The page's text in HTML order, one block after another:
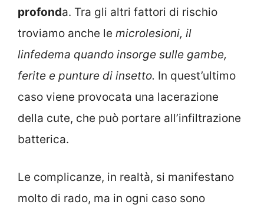
profonda. Tra gli altri fattori di rischio
troviamo anche le microlesioni, il
linfedema quando insorge sulle gambe,
ferite e punture di insetto. In quest’ultimo
caso viene provocata una lacerazione
della cute, che può portare all’infiltrazione
batterica.
Le complicanze, in realtà, si manifestano
molto di rado, ma in ogni caso sono